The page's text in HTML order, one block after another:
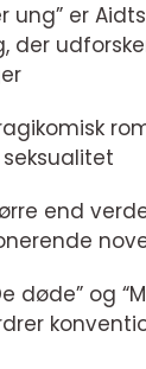
ung” er Aidts
der
end
døde” og